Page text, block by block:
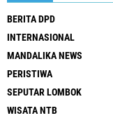
BERITA DPD
INTERNASIONAL
MANDALIKA NEWS
PERISTIWA
SEPUTAR LOMBOK
WISATA NTB